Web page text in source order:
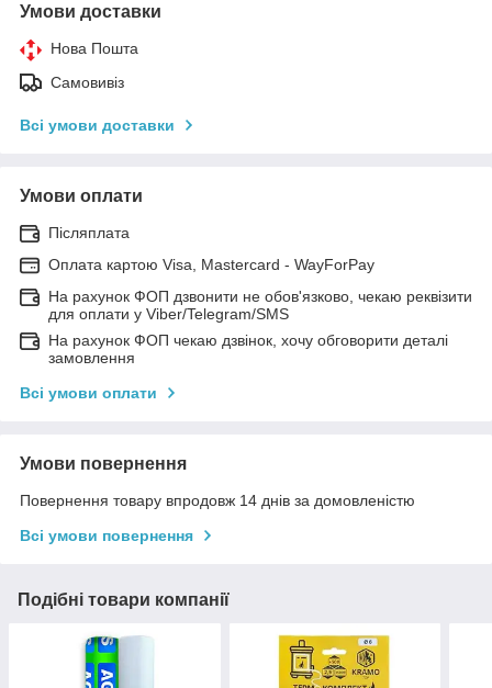
Умови доставки
Нова Пошта
Самовивіз
Всі умови доставки
Умови оплати
Післяплата
Оплата картою Visa, Mastercard - WayForPay
На рахунок ФОП дзвонити не обов'язково, чекаю реквізити
для оплати у Viber/Telegram/SMS
На рахунок ФОП чекаю дзвінок, хочу обговорити деталі
замовлення
Всі умови оплати
Умови повернення
Повернення товару впродовж 14 днів за домовленістю
Всі умови повернення
Подібні товари компанії